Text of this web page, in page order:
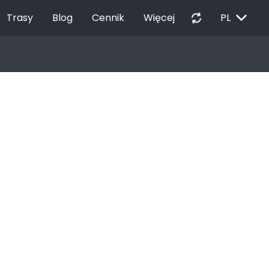
Trasy Blog Cennik Więcej autorenew PL EXPAND_MORE